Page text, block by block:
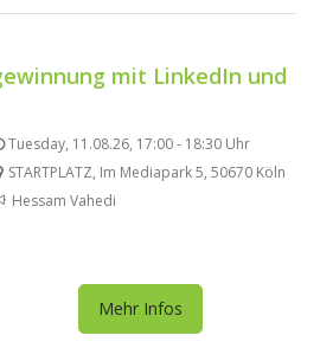
mit LinkedIn und
Tuesday, 11.08.26, 17:00 - 18:30 Uhr
STARTPLATZ, Im Mediapark 5, 50670 Köln
Hessam Vahedi
Mehr Infos